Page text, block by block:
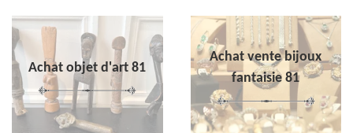
Achat objet d'art 81
Achat vente bijoux
fantaisie 81